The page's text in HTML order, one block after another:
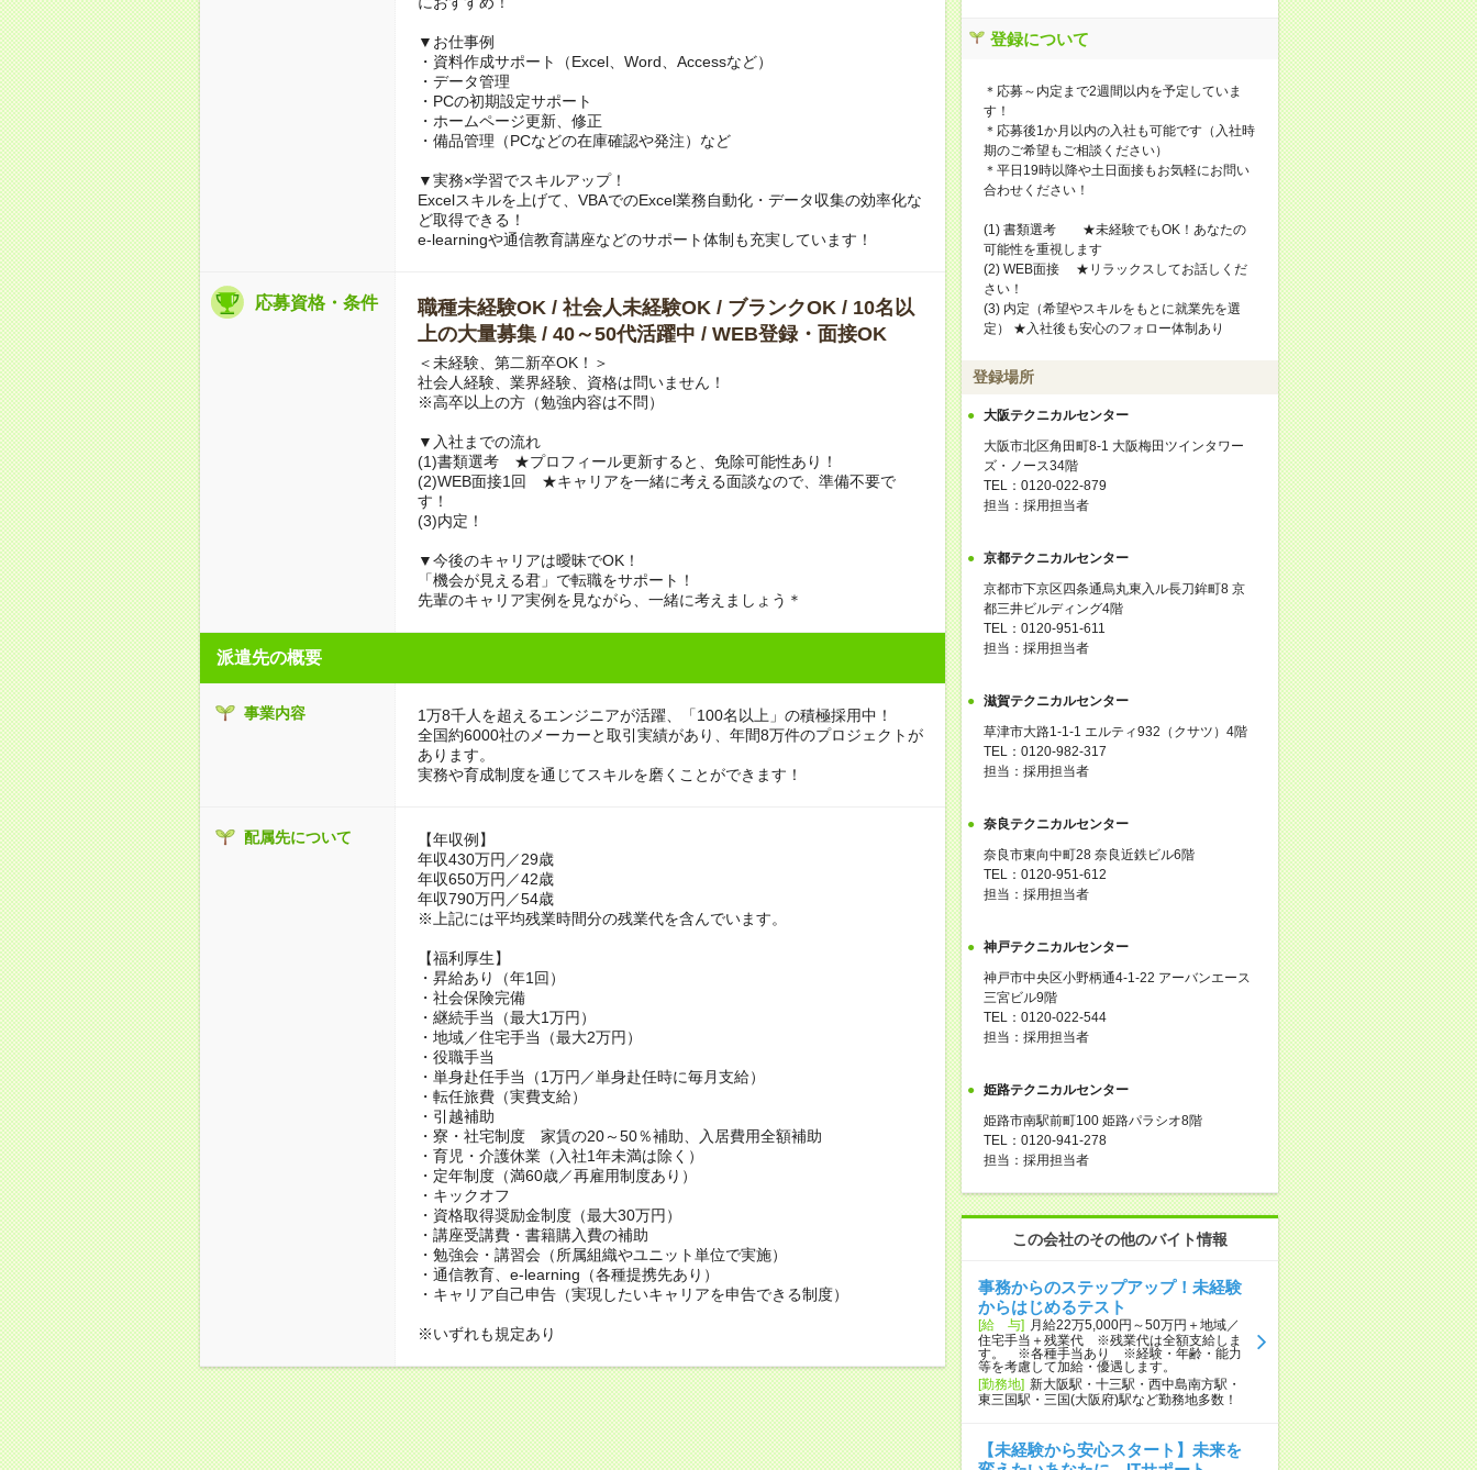
▼お仕事例
・資料作成サポート（Excel、Word、Accessなど）
・データ管理
・PCの初期設定サポート
・ホームページ更新、修正
・備品管理（PCなどの在庫確認や発注）など
▼実務×学習でスキルアップ！
Excelスキルを上げて、VBAでのExcel業務自動化・データ収集の効率化な
ど取得できる！
e-learningや通信教育講座などのサポート体制も充実しています！
応募資格・条件
職種未経験OK / 社会人未経験OK / ブランクOK / 10名以
上の大量募集 / 40～50代活躍中 / WEB登録・面接OK
＜未経験、第二新卒OK！＞
社会人経験、業界経験、資格は問いません！
※高卒以上の方（勉強内容は不問）
▼入社までの流れ
(1)書類選考 ★プロフィール更新すると、免除可能性あり！
(2)WEB面接1回 ★キャリアを一緒に考える面談なので、準備不要で
す！
(3)内定！
▼今後のキャリアは曖昧でOK！
「機会が見える君」で転職をサポート！
先輩のキャリア実例を見ながら、一緒に考えましょう＊
派遣先の概要
事業内容
1万8千人を超えるエンジニアが活躍、「100名以上」の積極採用中！
全国約6000社のメーカーと取引実績があり、年間8万件のプロジェクトが
あります。
実務や育成制度を通じてスキルを磨くことができます！
配属先について
【年収例】
年収430万円／29歳
年収650万円／42歳
年収790万円／54歳
※上記には平均残業時間分の残業代を含んでいます。
【福利厚生】
・昇給あり（年1回）
・社会保険完備
・継続手当（最大1万円）
・地域／住宅手当（最大2万円）
・役職手当
・単身赴任手当（1万円／単身赴任時に毎月支給）
・転任旅費（実費支給）
・引越補助
・寮・社宅制度 家賃の20～50％補助、入居費用全額補助
・育児・介護休業（入社1年未満は除く）
・定年制度（満60歳／再雇用制度あり）
・キックオフ
・資格取得奨励金制度（最大30万円）
・講座受講費・書籍購入費の補助
・勉強会・講習会（所属組織やユニット単位で実施）
・通信教育、e-learning（各種提携先あり）
・キャリア自己申告（実現したいキャリアを申告できる制度）
※いずれも規定あり
登録について
＊応募～内定まで2週間以内を予定していま
す！
＊応募後1か月以内の入社も可能です（入社時
期のご希望もご相談ください）
＊平日19時以降や土日面接もお気軽にお問い
合わせください！
(1) 書類選考 ★未経験でもOK！あなたの
可能性を重視します
(2) WEB面接 ★リラックスしてお話しくだ
さい！
(3) 内定（希望やスキルをもとに就業先を選
定） ★入社後も安心のフォロー体制あり
登録場所
大阪テクニカルセンター
大阪市北区角田町8-1 大阪梅田ツインタワー
ズ・ノース34階
TEL：0120-022-879
担当：採用担当者
京都テクニカルセンター
京都市下京区四条通烏丸東入ル長刀鉾町8 京
都三井ビルディング4階
TEL：0120-951-611
担当：採用担当者
滋賀テクニカルセンター
草津市大路1-1-1 エルティ932（クサツ）4階
TEL：0120-982-317
担当：採用担当者
奈良テクニカルセンター
奈良市東向中町28 奈良近鉄ビル6階
TEL：0120-951-612
担当：採用担当者
神戸テクニカルセンター
神戸市中央区小野柄通4-1-22 アーバンエース
三宮ビル9階
TEL：0120-022-544
担当：採用担当者
姫路テクニカルセンター
姫路市南駅前町100 姫路パラシオ8階
TEL：0120-941-278
担当：採用担当者
この会社のその他のバイト情報
事務からのステップアップ！未経験
からはじめるテスト
[給 与] 月給22万5,000円～50万円＋地域／
住宅手当＋残業代 ※残業代は全額支給しま
す。 ※各種手当あり ※経験・年齢・能力
等を考慮して加給・優遇します。
[勤務地] 新大阪駅・十三駅・西中島南方駅・
東三国駅・三国(大阪府)駅など勤務地多数！
【未経験から安心スタート】未来を